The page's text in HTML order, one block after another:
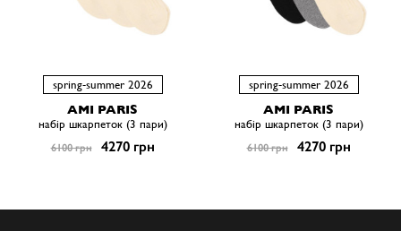
spring-summer 2026
AMI PARIS
набір шкарпеток (3 пари)
6100 грн 4270 грн
spring-summer 2026
AMI PARIS
набір шкарпеток (3 пари)
6100 грн 4270 грн